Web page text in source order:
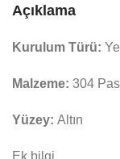
Açıklama
Kurulum Türü:
Malzeme: 304
Yüzey: Altın